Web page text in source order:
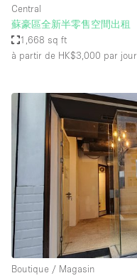
Central
蘇豪區全新半零售空間出租
1,668 sq ft
à partir de HK$3,000 par jour
Boutique / Magasin